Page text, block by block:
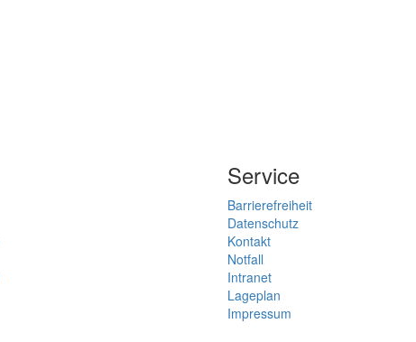
Service
Barrierefreiheit
Datenschutz
Kontakt
Notfall
Intranet
Lageplan
Impressum